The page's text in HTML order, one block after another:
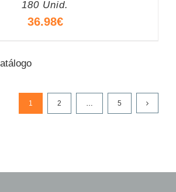
180 Unid.
36.98€
1 2 … 5